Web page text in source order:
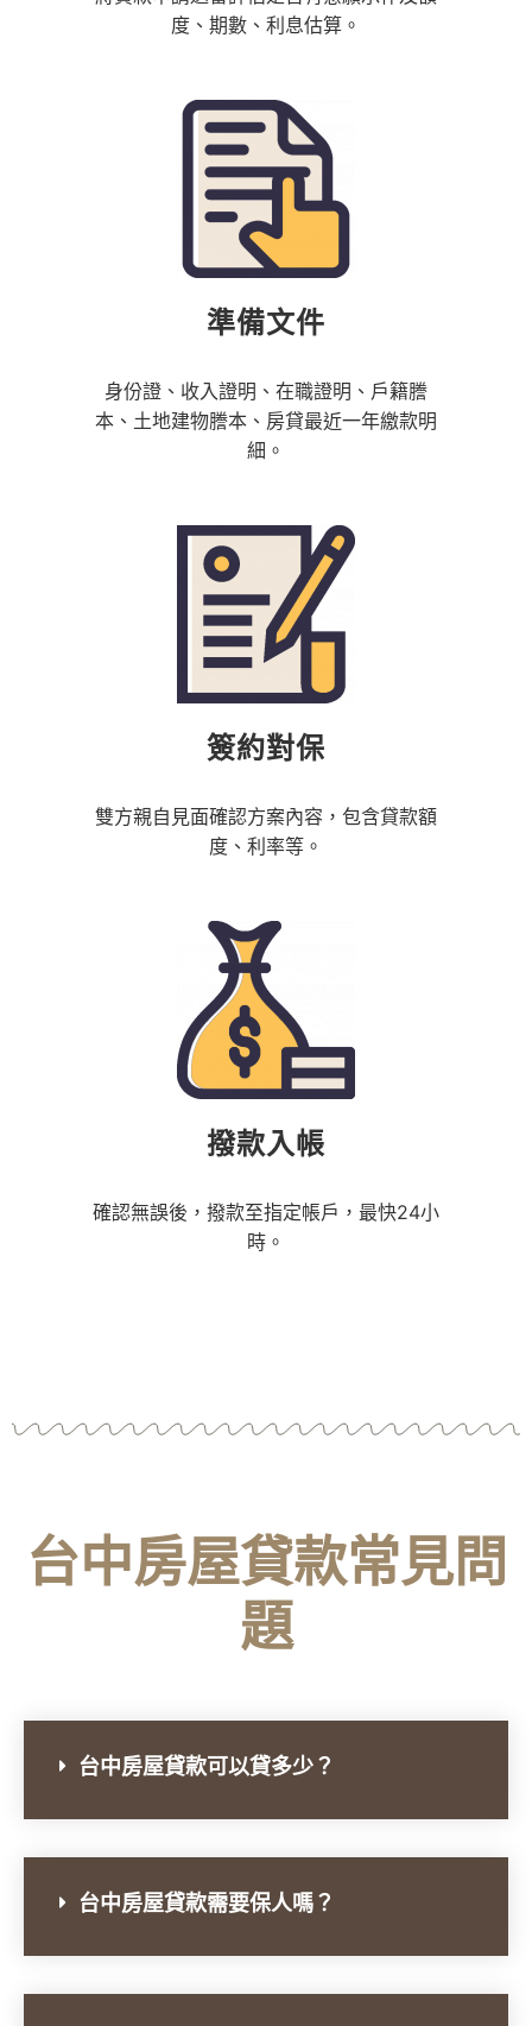
度、期數、利息估算。
準備文件
身份證、收入證明、在職證明、戶籍謄
本、土地建物謄本、房貸最近一年繳款明
細。
簽約對保
雙方親自見面確認方案內容，包含貸款額
度、利率等。
撥款入帳
確認無誤後，撥款至指定帳戶，最快24小
時。
台中房屋貸款常見問
題
台中房屋貸款可以貸多少？
台中房屋貸款需要保人嗎？